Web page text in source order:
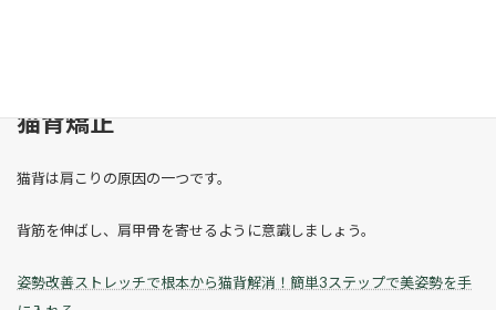
猫背矯正
猫背は肩こりの原因の一つです。
背筋を伸ばし、肩甲骨を寄せるように意識しましょう。
姿勢改善ストレッチで根本から猫背解消！簡単3ステップで美姿勢を手